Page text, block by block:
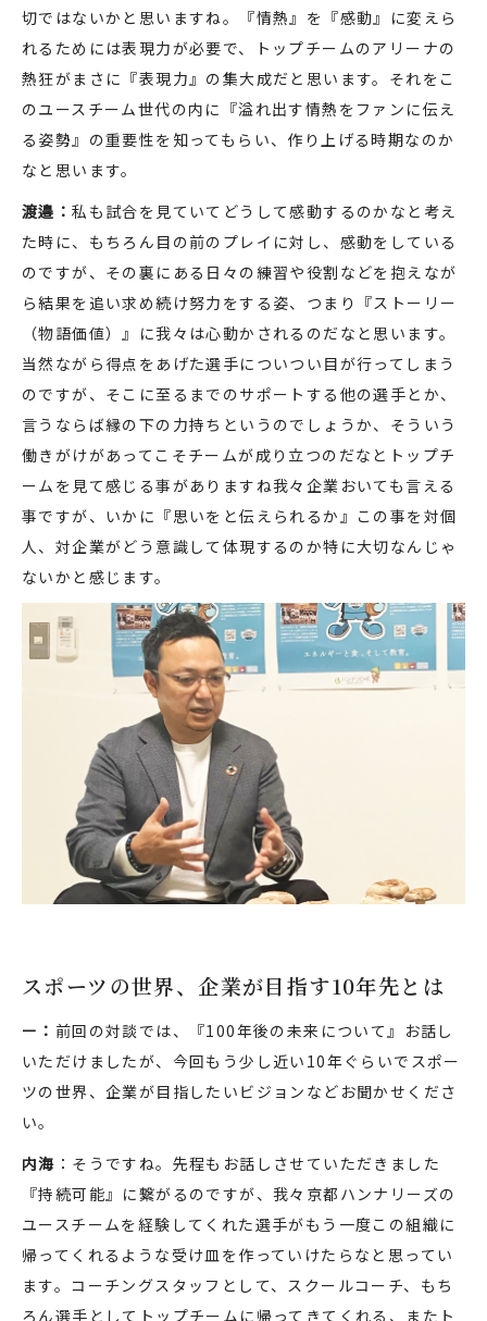
切ではないかと思いますね。『情熱』を『感動』に変えら
れるためには表現力が必要で、トップチームのアリーナの
熱狂がまさに『表現力』の集大成だと思います。それをこ
のユースチーム世代の内に『溢れ出す情熱をファンに伝え
る姿勢』の重要性を知ってもらい、作り上げる時期なのか
なと思います。
渡邉：私も試合を見ていてどうして感動するのかなと考え
た時に、もちろん目の前のプレイに対し、感動をしている
のですが、その裏にある日々の練習や役割などを抱えなが
ら結果を追い求め続け努力をする姿、つまり『ストーリー
（物語価値）』に我々は心動かされるのだなと思います。
当然ながら得点をあげた選手についつい目が行ってしまう
のですが、そこに至るまでのサポートする他の選手とか、
言うならば縁の下の力持ちというのでしょうか、そういう
働きがけがあってこそチームが成り立つのだなとトップチ
ームを見て感じる事がありますね我々企業おいても言える
事ですが、いかに『思いをと伝えられるか』この事を対個
人、対企業がどう意識して体現するのか特に大切なんじゃ
ないかと感じます。
スポーツの世界、企業が目指す10年先とは
ー： 前回の対談では、『100年後の未来について』お話し
いただけましたが、今回もう少し近い10年ぐらいでスポー
ツの世界、企業が目指したいビジョンなどお聞かせくださ
い。
内海 ：そうですね。先程もお話しさせていただきました
『持続可能』に繋がるのですが、我々京都ハンナリーズの
ユースチームを経験してくれた選手がもう一度この組織に
帰ってくれるような受け皿を作っていけたらなと思ってい
ます。コーチングスタッフとして、スクールコーチ、もち
ろん選手としてトップチームに帰ってきてくれる、またト